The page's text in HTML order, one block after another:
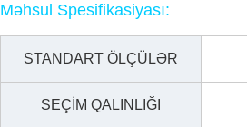
Məhsul Spesifikasiyası:
STANDART ÖLÇÜLƏR
SEÇİM QALINLIĞI